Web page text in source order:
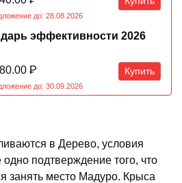
до: 28.08.2026
эффективности 2026
Р Купить
до: 30.09.2026
в Дерево, условия
подтверждение того, что
занять место Мадуро. Крыса